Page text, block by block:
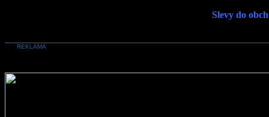
Slevy do
REKLAMA